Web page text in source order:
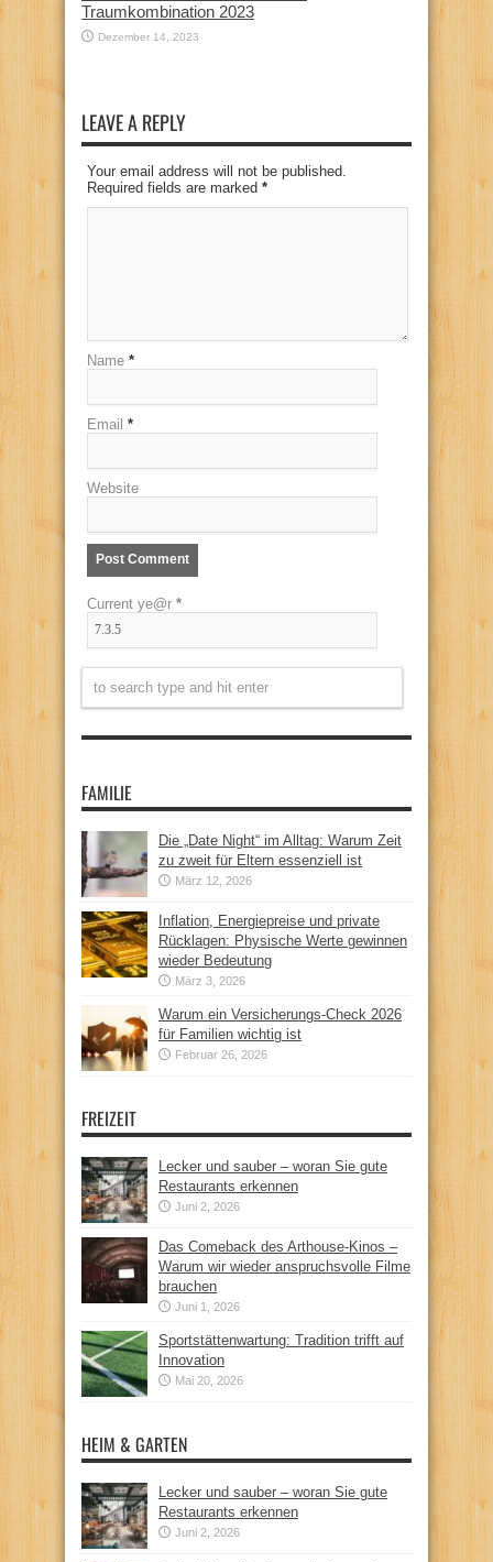
Traumkombination 2023
Dezember 14, 2023
LEAVE A REPLY
Your email address will not be published.
Required fields are marked *
Name *
Email *
Website
Current ye@r *
FAMILIE
Die „Date Night“ im Alltag: Warum Zeit
zu zweit für Eltern essenziell ist
März 12, 2026
Inflation, Energiepreise und private
Rücklagen: Physische Werte gewinnen
wieder Bedeutung
März 3, 2026
Warum ein Versicherungs-Check 2026
für Familien wichtig ist
Februar 26, 2026
FREIZEIT
Lecker und sauber – woran Sie gute
Restaurants erkennen
Juni 2, 2026
Das Comeback des Arthouse-Kinos –
Warum wir wieder anspruchsvolle Filme
brauchen
Juni 1, 2026
Sportstättenwartung: Tradition trifft auf
Innovation
Mai 20, 2026
HEIM & GARTEN
Lecker und sauber – woran Sie gute
Restaurants erkennen
Juni 2, 2026